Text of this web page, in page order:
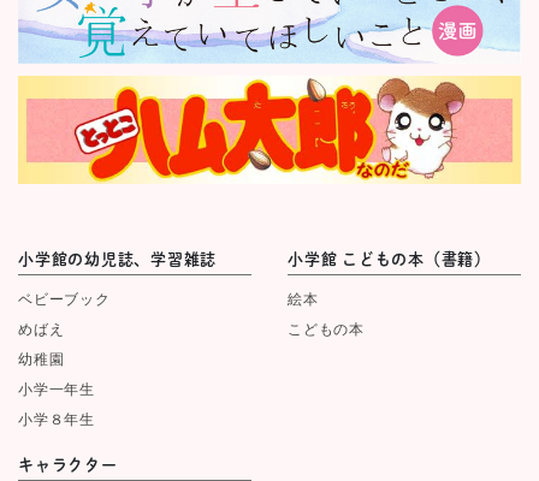
小学館の幼児誌、学習雑誌
ベビーブック
めばえ
幼稚園
小学一年生
小学８年生
小学館 こどもの本（書籍）
絵本
こどもの本
キャラクター